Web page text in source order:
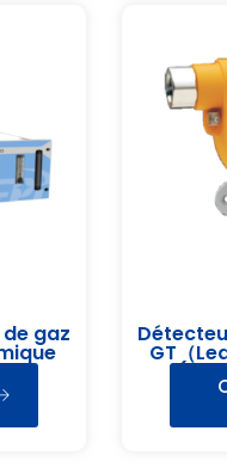
gaz
GT（